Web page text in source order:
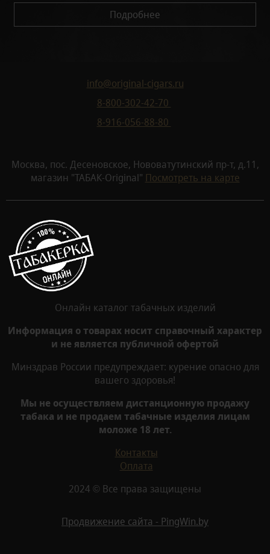
Подробнее
info@original-cigars.ru
8-800-302-42-70
8-916-056-88-80
Москва, пос. Десеновское, Нововатутинский пр-т, д.11,
магазин "ТАБАК-Original" Посмотреть на карте
Онлайн каталог табачных изделий
Информация о товарах носит справочный характер
и не является публичной офертой
Минздрав России предупреждает: курение опасно для
вашего здоровья!
Мы не осуществляем дистанционную продажу
табака и не продаем табачные изделия лицам
моложе 18 лет.
Контакты
Оплата
2024 © Все права защищены
Продвижение сайта - PingWin.by